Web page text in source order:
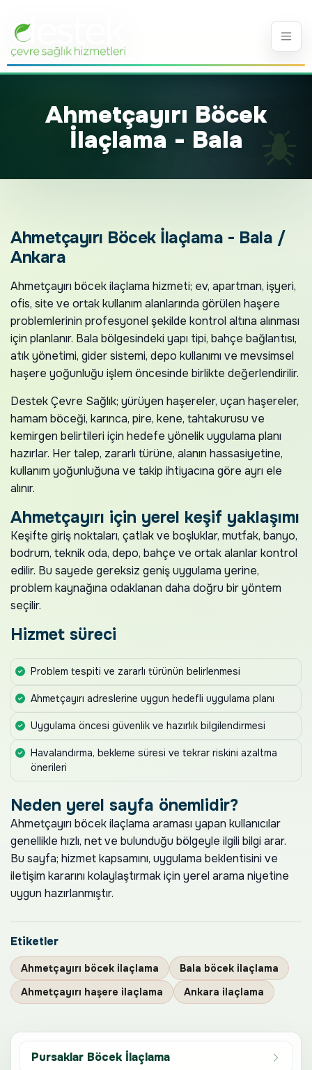
Ahmetçayırı Böcek
İlaçlama - Bala
Pursaklar Böcek İlaçlama
Ahmetçayırı Böcek İlaçlama - Bala /
Ankara
Ahmetçayırı böcek ilaçlama hizmeti; ev, apartman, işyeri,
ofis, site ve ortak kullanım alanlarında görülen haşere
problemlerinin profesyonel şekilde kontrol altına alınması
için planlanır. Bala bölgesindeki yapı tipi, bahçe bağlantısı,
atık yönetimi, gider sistemi, depo kullanımı ve mevsimsel
haşere yoğunluğu işlem öncesinde birlikte değerlendirilir.
Destek Çevre Sağlık; yürüyen haşereler, uçan haşereler,
hamam böceği, karınca, pire, kene, tahtakurusu ve
kemirgen belirtileri için hedefe yönelik uygulama planı
hazırlar. Her talep, zararlı türüne, alanın hassasiyetine,
kullanım yoğunluğuna ve takip ihtiyacına göre ayrı ele
alınır.
Ahmetçayırı için yerel keşif yaklaşımı
Keşifte giriş noktaları, çatlak ve boşluklar, mutfak, banyo,
bodrum, teknik oda, depo, bahçe ve ortak alanlar kontrol
edilir. Bu sayede gereksiz geniş uygulama yerine,
problem kaynağına odaklanan daha doğru bir yöntem
seçilir.
Hizmet süreci
Problem tespiti ve zararlı türünün belirlenmesi
Ahmetçayırı adreslerine uygun hedefli uygulama planı
Uygulama öncesi güvenlik ve hazırlık bilgilendirmesi
Havalandırma, bekleme süresi ve tekrar riskini azaltma
önerileri
Neden yerel sayfa önemlidir?
Ahmetçayırı böcek ilaçlama araması yapan kullanıcılar
genellikle hızlı, net ve bulunduğu bölgeyle ilgili bilgi arar.
Bu sayfa; hizmet kapsamını, uygulama beklentisini ve
iletişim kararını kolaylaştırmak için yerel arama niyetine
uygun hazırlanmıştır.
Etiketler
Ahmetçayırı böcek ilaçlama
Bala böcek ilaçlama
Ahmetçayırı haşere ilaçlama
Ankara ilaçlama